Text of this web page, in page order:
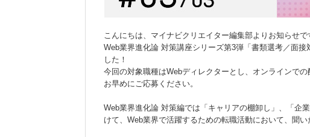
こんにちは、マイナビクリエイター編集部よりお知らせで
Web業界進化論 対策講座シリーズ第3弾「書類選考／面
した！
今回の対象職種はWebディレクターとし、オンラインで
お早めにご応募ください。
Web業界進化論 対策編では「キャリアの棚卸し」、「企
けて、Web業界で活躍するための転職活動において、聞